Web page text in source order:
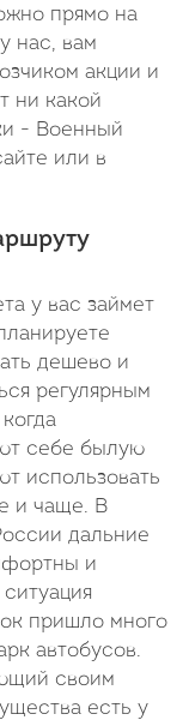
прямо на
нас, вам
акции и
ни какой
- Военный
или в
у вас займет
дешево и
регулярным
себе былую
использовать
и чаще. В
дальние
и
пришло много
автобусов.
своим
есть у